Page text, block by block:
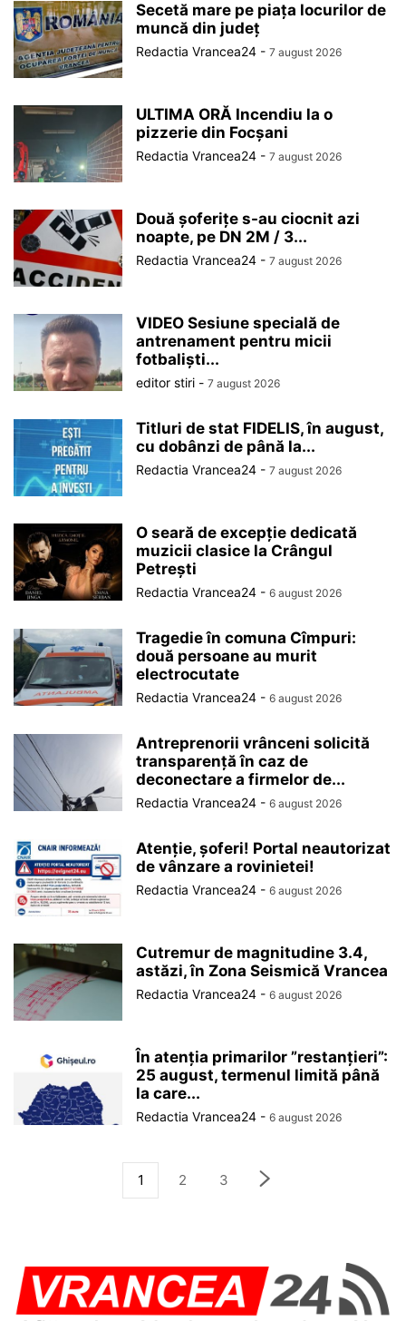
Secetă mare pe piața locurilor de
muncă din județ
Redactia Vrancea24 - 7 august 2026
ULTIMA ORĂ Incendiu la o
pizzerie din Focșani
Redactia Vrancea24 - 7 august 2026
Două șoferițe s-au ciocnit azi
noapte, pe DN 2M / 3...
Redactia Vrancea24 - 7 august 2026
VIDEO Sesiune specială de
antrenament pentru micii
fotbaliști...
editor stiri - 7 august 2026
Titluri de stat FIDELIS, în august,
cu dobânzi de până la...
Redactia Vrancea24 - 7 august 2026
O seară de excepție dedicată
muzicii clasice la Crângul
Petrești
Redactia Vrancea24 - 6 august 2026
Tragedie în comuna Cîmpuri:
două persoane au murit
electrocutate
Redactia Vrancea24 - 6 august 2026
Antreprenorii vrânceni solicită
transparență în caz de
deconectare a firmelor de...
Redactia Vrancea24 - 6 august 2026
Atenție, șoferi! Portal neautorizat
de vânzare a rovinietei!
Redactia Vrancea24 - 6 august 2026
Cutremur de magnitudine 3.4,
astăzi, în Zona Seismică Vrancea
Redactia Vrancea24 - 6 august 2026
În atenția primarilor ”restanțieri”:
25 august, termenul limită până
la care...
Redactia Vrancea24 - 6 august 2026
1 2 3